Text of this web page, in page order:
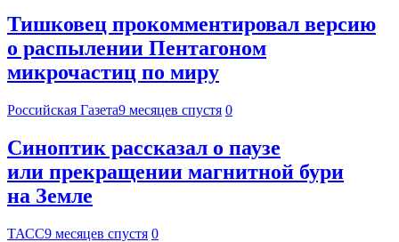
Тишковец прокомментировал версию
о распылении Пентагоном
микрочастиц по миру
Российская Газета9 месяцев спустя 0
Синоптик рассказал о паузе
или прекращении магнитной бури
на Земле
ТАСС9 месяцев спустя 0